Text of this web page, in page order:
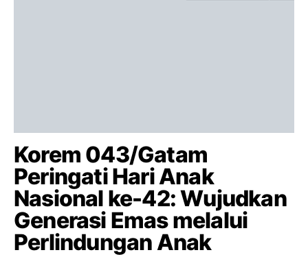
Korem 043/Gatam
Peringati Hari Anak
Nasional ke-42: Wujudkan
Generasi Emas melalui
Perlindungan Anak